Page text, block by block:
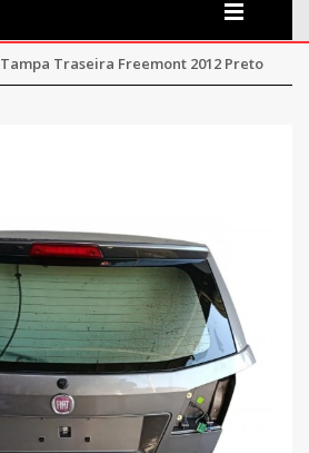
Tampa Traseira Freemont 2012 Preto